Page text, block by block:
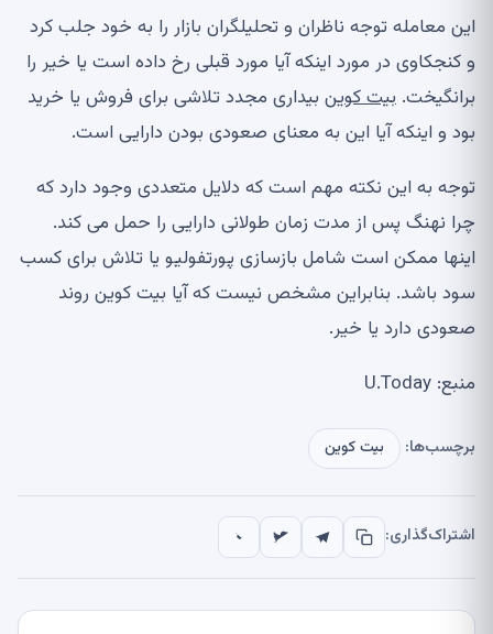
این معامله توجه ناظران و تحلیلگران بازار را به خود جلب کرد
و کنجکاوی در مورد اینکه آیا مورد قبلی رخ داده است یا خیر را
برانگیخت. بیت کوین بیداری مجدد تلاشی برای فروش یا خرید
بود و اینکه آیا این به معنای صعودی بودن دارایی است.
توجه به این نکته مهم است که دلایل متعددی وجود دارد که
چرا نهنگ پس از مدت زمان طولانی دارایی را حمل می کند.
اینها ممکن است شامل بازسازی پورتفولیو یا تلاش برای کسب
سود باشد. بنابراین مشخص نیست که آیا بیت کوین روند
صعودی دارد یا خیر.
منبع: U.Today
برچسب‌ها: بیت کوین
اشتراک‌گذاری: